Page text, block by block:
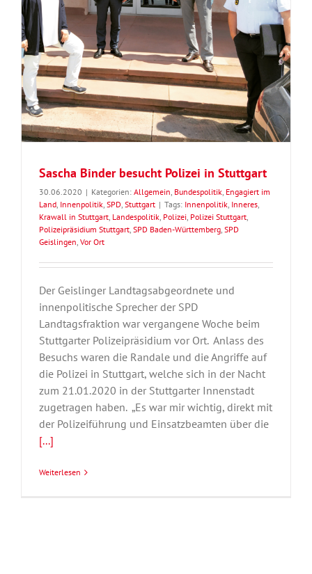
Sascha Binder besucht Polizei in Stuttgart
30.06.2020 | Kategorien: Allgemein, Bundespolitik, Engagiert im
Land, Innenpolitik, SPD, Stuttgart | Tags: Innenpolitik, Inneres,
Krawall in Stuttgart, Landespolitik, Polizei, Polizei Stuttgart,
Polizeipräsidium Stuttgart, SPD Baden-Württemberg, SPD
Geislingen, Vor Ort
Der Geislinger Landtagsabgeordnete und
innenpolitische Sprecher der SPD
Landtagsfraktion war vergangene Woche beim
Stuttgarter Polizeipräsidium vor Ort. Anlass des
Besuchs waren die Randale und die Angriffe auf
die Polizei in Stuttgart, welche sich in der Nacht
zum 21.01.2020 in der Stuttgarter Innenstadt
zugetragen haben. „Es war mir wichtig, direkt mit
der Polizeiführung und Einsatzbeamten über die
[...]
Weiterlesen